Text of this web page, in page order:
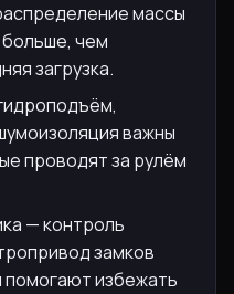
массы
чем
загрузка.
важны
проводят за рулём
— контроль
замков
помогают избежать